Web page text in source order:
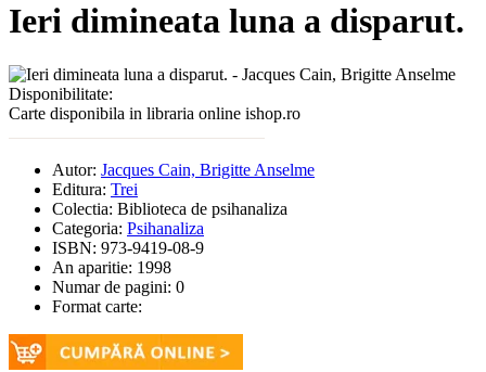
Ieri dimineata luna a disparut.
Disponibilitate:
Carte disponibila in libraria online ishop.ro
Autor: Jacques Cain, Brigitte Anselme
Editura: Trei
Colectia: Biblioteca de psihanaliza
Categoria: Psihanaliza
ISBN: 973-9419-08-9
An aparitie: 1998
Numar de pagini: 0
Format carte: